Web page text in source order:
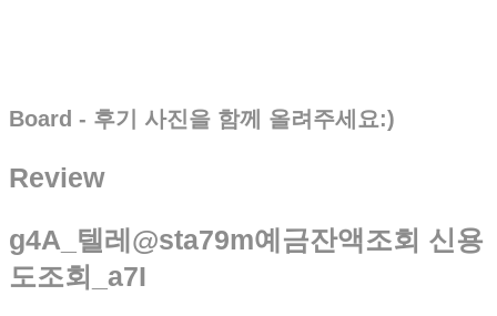
Board - 후기 사진을 함께 올려주세요:)
Review
g4A_텔레@sta79m예금잔액조회 신용
도조회_a7I